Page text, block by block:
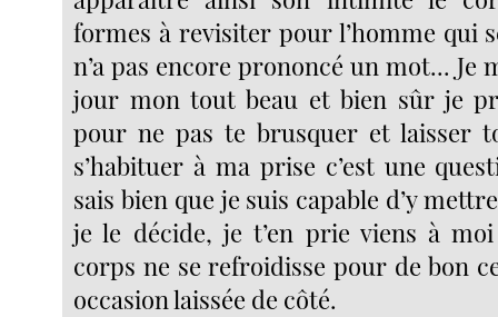
formes à revisiter pour l’homme qui
n’a pas encore prononcé un mot... Je
jour mon tout beau et bien sûr je
pour ne pas te brusquer et laisser
s’habituer à ma prise c’est une
sais bien que je suis capable d’y
je le décide, je t’en prie viens à
corps ne se refroidisse pour de bon
occasion laissée de côté.